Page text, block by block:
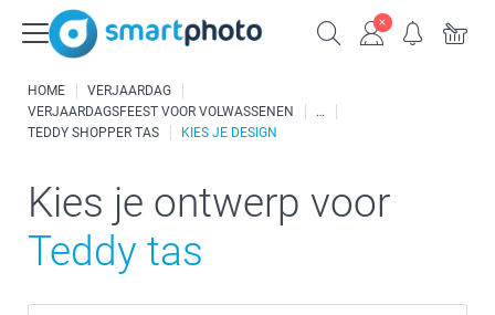
HOME
VERJAARDAG
VERJAARDAGSFEEST VOOR VOLWASSENEN
TEDDY SHOPPER TAS
KIES JE DESIGN
Kies je ontwerp voor
Teddy tas